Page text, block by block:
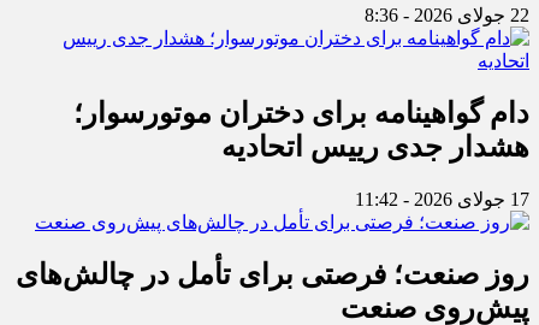
22 جولای 2026 - 8:36
دام گواهینامه برای دختران موتورسوار؛
هشدار جدی رییس اتحادیه
17 جولای 2026 - 11:42
روز صنعت؛ فرصتی برای تأمل در چالش‌های
پیش‌روی صنعت